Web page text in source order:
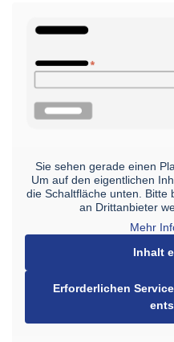
Sie sehen gerade einen
Um auf den eigentlichen
die Schaltfläche unten. Bitte
an Drittanbieter
Mehr
Inhalt
Erforderlichen